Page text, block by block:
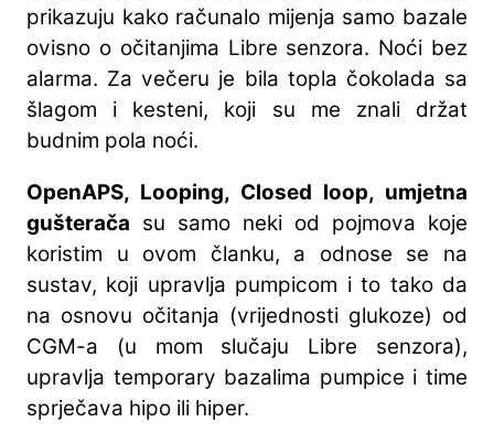
prikazuju kako računalo mijenja samo bazale
ovisno o očitanjima Libre senzora. Noći bez
alarma. Za večeru je bila topla čokolada sa
šlagom i kesteni, koji su me znali držat
budnim pola noći.
OpenAPS, Looping, Closed loop, umjetna
gušterača su samo neki od pojmova koje
koristim u ovom članku, a odnose se na
sustav, koji upravlja pumpicom i to tako da
na osnovu očitanja (vrijednosti glukoze) od
CGM-a (u mom slučaju Libre senzora),
upravlja temporary bazalima pumpice i time
sprječava hipo ili hiper.